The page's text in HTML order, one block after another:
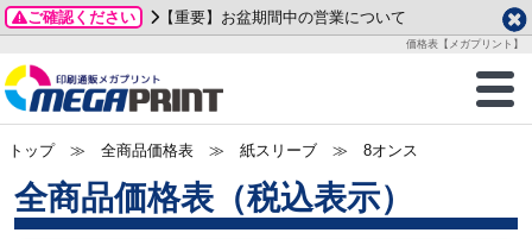
ご確認ください 【重要】お盆期間中の営業について
価格表【メガプリント】
商品一覧
グッズ
ステッカー
物
ご利用ガイド
お客様へ
いて
ついて
刷
カード印刷
ード印刷
データ作成ガイド
成前に
ガイド
イド
テンプレート
ード印刷
名刺印刷
名刺印刷
一覧
わせ
質問FAQ
2026年 8月
月
火 水 木 金
土
1
3
4 5 6
8
10
11 12 13 14
15
トップ≫ 全商品価格表 ≫ 紙スリーブ ≫8オンス
全商品価格表